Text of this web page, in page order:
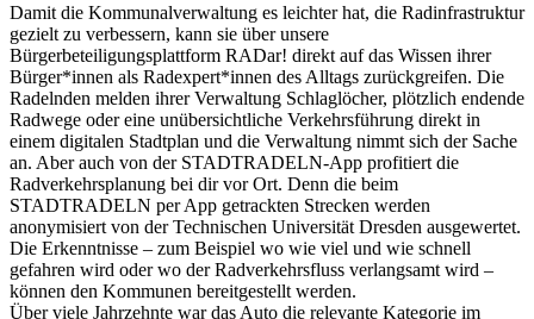
Damit die Kommunalverwaltung es leichter hat, die Radinfrastruktur
gezielt zu verbessern, kann sie über unsere
Bürgerbeteiligungsplattform RADar! direkt auf das Wissen ihrer
Bürger*innen als Radexpert*innen des Alltags zurückgreifen. Die
Radelnden melden ihrer Verwaltung Schlaglöcher, plötzlich endende
Radwege oder eine unübersichtliche Verkehrsführung direkt in
einem digitalen Stadtplan und die Verwaltung nimmt sich der Sache
an. Aber auch von der STADTRADELN-App profitiert die
Radverkehrsplanung bei dir vor Ort. Denn die beim
STADTRADELN per App getrackten Strecken werden
anonymisiert von der Technischen Universität Dresden ausgewertet.
Die Erkenntnisse – zum Beispiel wo wie viel und wie schnell
gefahren wird oder wo der Radverkehrsfluss verlangsamt wird –
können den Kommunen bereitgestellt werden.
Über viele Jahrzehnte war das Auto die relevante Kategorie im